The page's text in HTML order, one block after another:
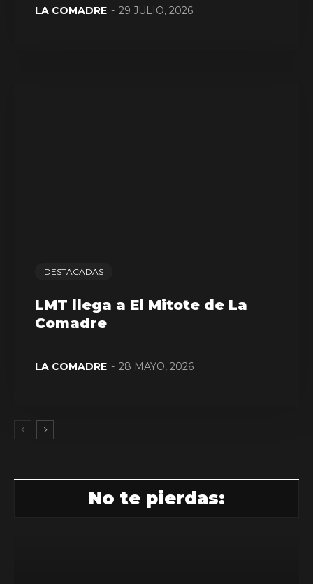
LA COMADRE - 29 JULIO, 2026
DESTACADAS
LMT llega a El Mitote de La
Comadre
LA COMADRE - 28 MAYO, 2026
No te pierdas: